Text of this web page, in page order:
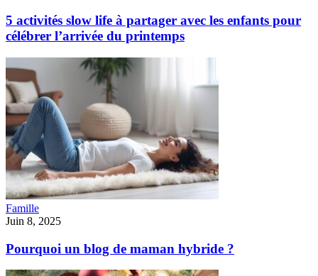
5 activités slow life à partager avec les enfants pour
célébrer l’arrivée du printemps
Famille
Juin 8, 2025
Pourquoi un blog de maman hybride ?